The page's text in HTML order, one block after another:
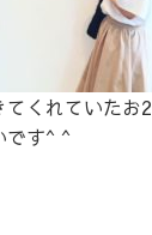
くれていたお2
です^ ^